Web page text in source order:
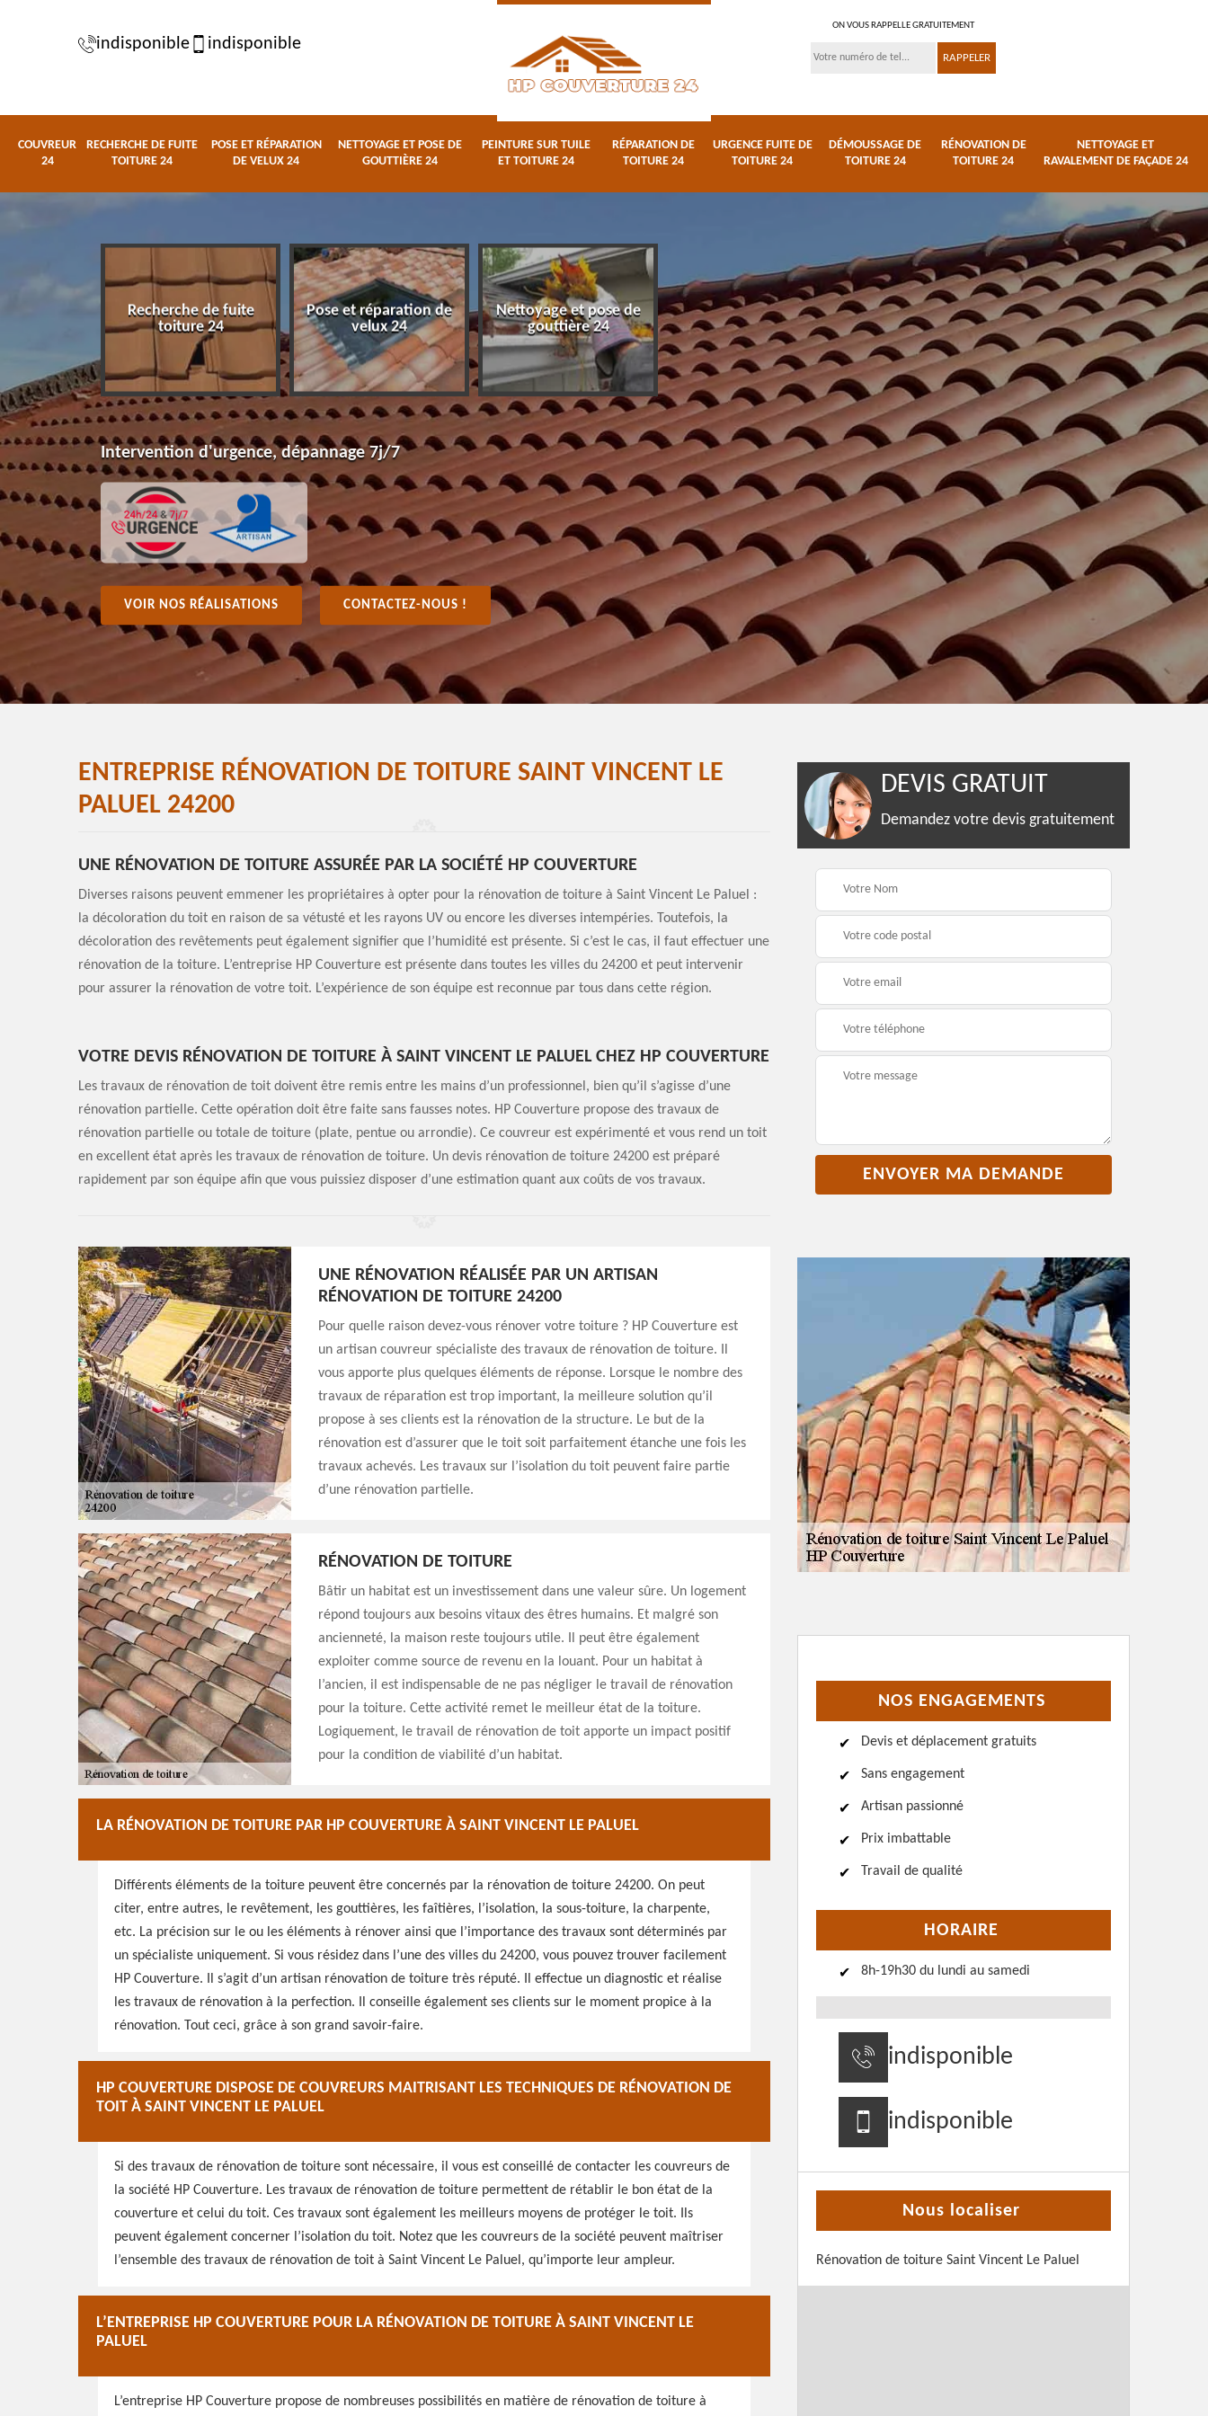
indisponible indisponible
ON VOUS RAPPELLE GRATUITEMENT
COUVREUR
24
RECHERCHE DE FUITE
TOITURE 24
POSE ET RÉPARATION
DE VELUX 24
NETTOYAGE ET POSE DE
GOUTTIÈRE 24
PEINTURE SUR TUILE
ET TOITURE 24
RÉPARATION DE
TOITURE 24
URGENCE FUITE DE
TOITURE 24
DÉMOUSSAGE DE
TOITURE 24
RÉNOVATION DE
TOITURE 24
NETTOYAGE ET
RAVALEMENT DE FAÇADE 24
Recherche de fuite
toiture 24
Pose et réparation de
velux 24
Nettoyage et pose de
gouttière 24
Peinture sur tuile et
toiture 24
Réparation de toiture
24
Urgence fuite de
toiture 24
Intervention d'urgence, dépannage 7j/7
VOIR NOS RÉALISATIONS CONTACTEZ-NOUS !
ENTREPRISE RÉNOVATION DE TOITURE SAINT VINCENT LE
PALUEL 24200
UNE RÉNOVATION DE TOITURE ASSURÉE PAR LA SOCIÉTÉ HP COUVERTURE
Diverses raisons peuvent emmener les propriétaires à opter pour la rénovation de toiture à Saint Vincent Le Paluel :
la décoloration du toit en raison de sa vétusté et les rayons UV ou encore les diverses intempéries. Toutefois, la
décoloration des revêtements peut également signifier que l’humidité est présente. Si c’est le cas, il faut effectuer une
rénovation de la toiture. L’entreprise HP Couverture est présente dans toutes les villes du 24200 et peut intervenir
pour assurer la rénovation de votre toit. L’expérience de son équipe est reconnue par tous dans cette région.
VOTRE DEVIS RÉNOVATION DE TOITURE À SAINT VINCENT LE PALUEL CHEZ HP COUVERTURE
Les travaux de rénovation de toit doivent être remis entre les mains d’un professionnel, bien qu’il s’agisse d’une
rénovation partielle. Cette opération doit être faite sans fausses notes. HP Couverture propose des travaux de
rénovation partielle ou totale de toiture (plate, pentue ou arrondie). Ce couvreur est expérimenté et vous rend un toit
en excellent état après les travaux de rénovation de toiture. Un devis rénovation de toiture 24200 est préparé
rapidement par son équipe afin que vous puissiez disposer d’une estimation quant aux coûts de vos travaux.
UNE RÉNOVATION RÉALISÉE PAR UN ARTISAN
RÉNOVATION DE TOITURE 24200
Pour quelle raison devez-vous rénover votre toiture ? HP Couverture est
un artisan couvreur spécialiste des travaux de rénovation de toiture. Il
vous apporte plus quelques éléments de réponse. Lorsque le nombre des
travaux de réparation est trop important, la meilleure solution qu’il
propose à ses clients est la rénovation de la structure. Le but de la
rénovation est d’assurer que le toit soit parfaitement étanche une fois les
travaux achevés. Les travaux sur l’isolation du toit peuvent faire partie
d’une rénovation partielle.
RÉNOVATION DE TOITURE
Bâtir un habitat est un investissement dans une valeur sûre. Un logement
répond toujours aux besoins vitaux des êtres humains. Et malgré son
ancienneté, la maison reste toujours utile. Il peut être également
exploiter comme source de revenu en la louant. Pour un habitat à
l’ancien, il est indispensable de ne pas négliger le travail de rénovation
pour la toiture. Cette activité remet le meilleur état de la toiture.
Logiquement, le travail de rénovation de toit apporte un impact positif
pour la condition de viabilité d’un habitat.
LA RÉNOVATION DE TOITURE PAR HP COUVERTURE À SAINT VINCENT LE PALUEL
Différents éléments de la toiture peuvent être concernés par la rénovation de toiture 24200. On peut
citer, entre autres, le revêtement, les gouttières, les faîtières, l’isolation, la sous-toiture, la charpente,
etc. La précision sur le ou les éléments à rénover ainsi que l’importance des travaux sont déterminés par
un spécialiste uniquement. Si vous résidez dans l’une des villes du 24200, vous pouvez trouver facilement
HP Couverture. Il s’agit d’un artisan rénovation de toiture très réputé. Il effectue un diagnostic et réalise
les travaux de rénovation à la perfection. Il conseille également ses clients sur le moment propice à la
rénovation. Tout ceci, grâce à son grand savoir-faire.
HP COUVERTURE DISPOSE DE COUVREURS MAITRISANT LES TECHNIQUES DE RÉNOVATION DE
TOIT À SAINT VINCENT LE PALUEL
Si des travaux de rénovation de toiture sont nécessaire, il vous est conseillé de contacter les couvreurs de
la société HP Couverture. Les travaux de rénovation de toiture permettent de rétablir le bon état de la
couverture et celui du toit. Ces travaux sont également les meilleurs moyens de protéger le toit. Ils
peuvent également concerner l’isolation du toit. Notez que les couvreurs de la société peuvent maîtriser
l’ensemble des travaux de rénovation de toit à Saint Vincent Le Paluel, qu’importe leur ampleur.
L’ENTREPRISE HP COUVERTURE POUR LA RÉNOVATION DE TOITURE À SAINT VINCENT LE
PALUEL
L’entreprise HP Couverture propose de nombreuses possibilités en matière de rénovation de toiture à
DEVIS GRATUIT
Demandez votre devis gratuitement
NOS ENGAGEMENTS
Devis et déplacement gratuits
Sans engagement
Artisan passionné
Prix imbattable
Travail de qualité
HORAIRE
8h-19h30 du lundi au samedi
indisponible
indisponible
Nous localiser
Rénovation de toiture Saint Vincent Le Paluel